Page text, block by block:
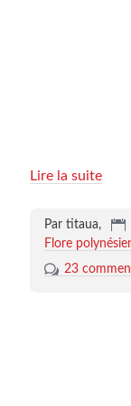
Lire la suite
Par titaua,
Flore
23